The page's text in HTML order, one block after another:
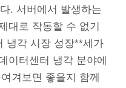
. 서버에서 발생하는
대로 작동할 수 없기
냉각 시장 성장**세가
이터센터 냉각 분야에
겨보면 좋을지 함께